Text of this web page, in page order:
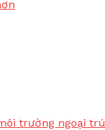
trường ngoại trú